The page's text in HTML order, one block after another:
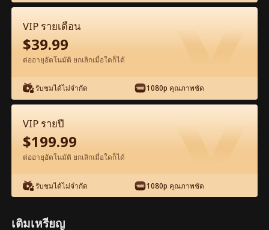
ดาราภาพยนตร์ เต็มเรื่อง ภาพยนตร์เต็มเรื่อง
44 45 46 47 48
VIP รายเดือน
$39.99
ต่ออายุอัตโนมัติ ยกเลิกเมื่อใดก็ได้
รับชมได้ไม่จำกัด 1080p คุณภาพชัด
VIP รายปี
$199.99
ต่ออายุอัตโนมัติ ยกเลิกเมื่อใดก็ได้
รับชมได้ไม่จำกัด 1080p คุณภาพชัด
เติมเหรียญ